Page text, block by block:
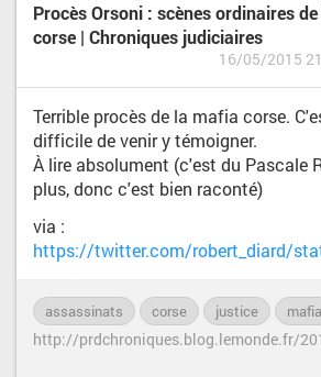
Procès Orsoni : scènes ordinaires
corse | Chroniques judiciaires
16/05/2015
Terrible procès de la mafia corse.
difficile de venir y témoigner.
À lire absolument (c'est du Pascale
plus, donc c'est bien raconté)
via :
https://twitter.com/robert_diard/
assassinats corse justice mafia